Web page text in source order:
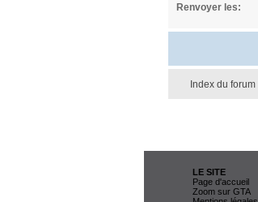
Renvoyer les:
Index du forum
LE SITE
Page d'accueil
Zoom sur GTA